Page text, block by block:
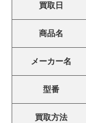
買取日
商品名
メーカー名
型番
買取方法